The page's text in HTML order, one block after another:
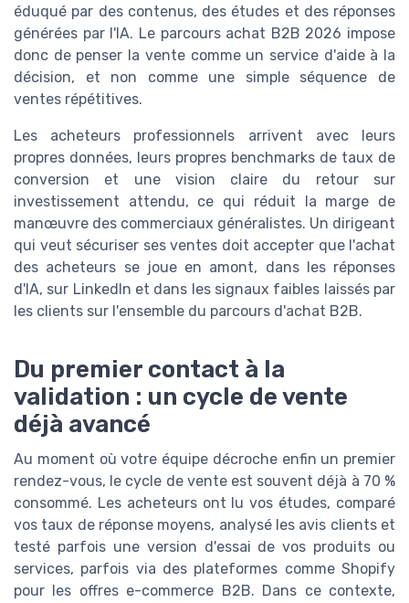
éduqué par des contenus, des études et des réponses
générées par l'IA. Le parcours achat B2B 2026 impose
donc de penser la vente comme un service d'aide à la
décision, et non comme une simple séquence de
ventes répétitives.
Les acheteurs professionnels arrivent avec leurs
propres données, leurs propres benchmarks de taux de
conversion et une vision claire du retour sur
investissement attendu, ce qui réduit la marge de
manœuvre des commerciaux généralistes. Un dirigeant
qui veut sécuriser ses ventes doit accepter que l'achat
des acheteurs se joue en amont, dans les réponses
d'IA, sur LinkedIn et dans les signaux faibles laissés par
les clients sur l'ensemble du parcours d'achat B2B.
Du premier contact à la
validation : un cycle de vente
déjà avancé
Au moment où votre équipe décroche enfin un premier
rendez-vous, le cycle de vente est souvent déjà à 70 %
consommé. Les acheteurs ont lu vos études, comparé
vos taux de réponse moyens, analysé les avis clients et
testé parfois une version d'essai de vos produits ou
services, parfois via des plateformes comme Shopify
pour les offres e-commerce B2B. Dans ce contexte,